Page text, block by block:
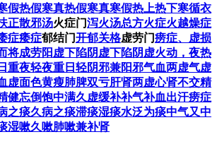
的成就，他内科、妇科、儿科、外科均有
科为最，在中医药史上有“大师”级地位。
《外经微言》，专科著作《傅青主女科》
囊秘诀》（外科），综合性临床著作《辩证
《石室秘录》。《辞海·医药卫生分册》
人物71人，其中山西仅有一人，即傅山，
兼工书画的七八人之一。傅山以《傅青主
但实际上，他的医学造诣是很全面的，并
》是临床实用价值颇高的中医妇科典籍之
所应用。《傅青主女科》继承了清朝以前
术见解，是一部颇有建树的妇科专著，其
假热假寒真热假寒真寒假热 上热下寒循衣
正散邪汤火症门泻火汤总方火症火越燥症
症痿症郁结门开郁关格虚劳门痨症、虚损
将成劳阳虚下陷阴虚下陷阴虚火动，夜热
日重夜轻夜重日轻阴邪兼阳邪气血两虚气虚
虚面色黄瘦肺脾双亏肝肾两虚心肾不交精
健忘倒饱中满久虚缓补补气补血出汗痨症
之痰久病之痰滞痰湿痰水泛为痰中气又中
湿嗽久嗽肺嗽兼补肾